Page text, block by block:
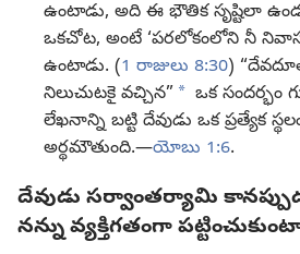
ఉంటాడు, అది ఈ భౌతిక సృష్టిలా
ఒకచోట, అంటే ‘పరలోకంలోని నీ
ఉంటాడు. (1 రాజులు 8:30)
నిలుచుటకై వచ్చిన” a ఒక సందర్భం
లేఖనాన్ని బట్టి దేవుడు ఒక ప్రత్యేక
అర్థమౌతుంది.—యోబు 1:6.
దేవుడు సర్వాంతర్యామి
నన్ను వ్యక్తిగతంగా